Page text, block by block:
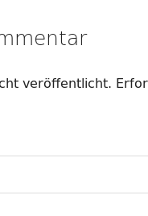
veröffentlicht.